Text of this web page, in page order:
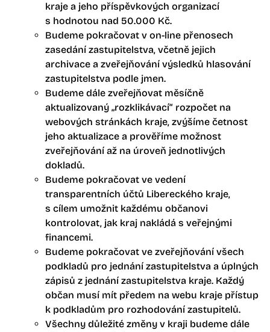
kraje a jeho příspěvkových organizací
s hodnotou nad 50.000 Kč.
Budeme pokračovat v on-line přenosech
zasedání zastupitelstva, včetně jejich
archivace a zveřejňování výsledků hlasování
zastupitelstva podle jmen.
Budeme dále zveřejňovat měsíčně
aktualizovaný „rozklikávací“ rozpočet na
webových stránkách kraje, zvýšíme četnost
jeho aktualizace a prověříme možnost
zveřejňování až na úroveň jednotlivých
dokladů.
Budeme pokračovat ve vedení
transparentních účtů Libereckého kraje,
s cílem umožnit každému občanovi
kontrolovat, jak kraj nakládá s veřejnými
financemi.
Budeme pokračovat ve zveřejňování všech
podkladů pro jednání zastupitelstva a úplných
zápisů z jednání zastupitelstva kraje. Každý
občan musí mít předem na webu kraje přístup
k podkladům pro rozhodování zastupitelů.
Všechny důležité změny v kraji budeme dále